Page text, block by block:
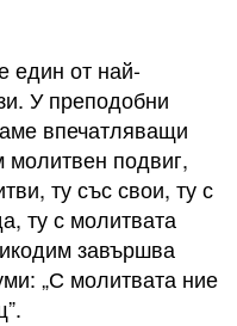
един от най-
У преподобни
впечатляващи
подвиг,
ту със свои, ту с
ту с молитвата
завършва
„С молитвата ние